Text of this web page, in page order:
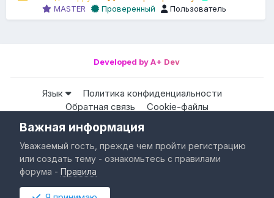
MASTER
Проверенный Пользователь
Developed by A+ Dev
Язык
Политика конфиденциальности
Обратная связь
Cookie-файлы
Powered by Invision Community
Важная информация
Уважаемый гость, прежде чем пройти регистрацию
или создать тему - ознакомьтесь с правилами
форума -Правила